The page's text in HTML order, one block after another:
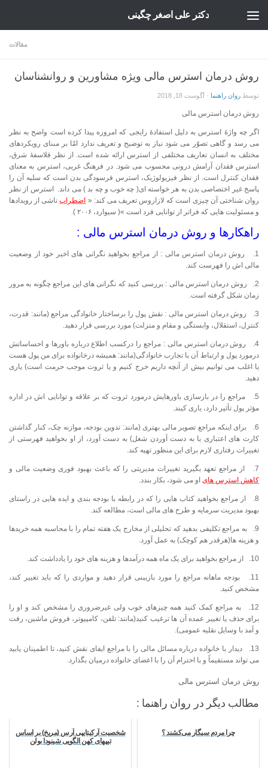
دکتر علی اصغر چگینی
مقالات
روش درمان استرس مالی ویژه مشاورین و روانشناسان
توسط روان راهنما · آگوست 18, 2018
روش درمان استرس مالی
اگر چه واژۀ استرس به دلیل استفادۀ رایجی که امروزه پیدا کرده است واضح به نظر
می رسد و گاهی تصوّر می شود نیاز به توضیح و تعریف ندارد امّا بر مبنای رویکردهای
مختلف به انسان تعاریف مختلفی از استرس ارائه شده است. از نظر فلاسفۀ شرق،
استرس فقدان آرامش درونی محسوب می شود. در فرهنگ غربی، استرس به معنای
فقدان کنترل است. از نظر فیزیولوژیک، استرس فرسودگی بدن است که سلیه آن را
پاسخ غیر اختصاصی بدن به هر خواسته ای( چه خوب و چه بد ) می داند. استرس از نظر
روان شناختی آن چیزی است که لازاروس تعریف می کند: « اضطرابناشی از رویدادها
و مسئولیت هایی که فراتر از توانایی فرد است »( سیوارد، ۲۰۰۶ ).
راهکارها و روش درمان استرس مالی :
1. روش درمان استرس مالی : از مراجع بخواهید نگرانی های اخیر خود از وضعیت
مالی اش را فهرست کند.
2. روش درمان استرس مالی : بررسی کنید که نگرانی های این مراجع چگونه به مرور
زمان شکل گرفته است.
3. روش درمان استرس مالی : نقش پول را برساختار خانوادگی مراجع (مانند: قدرت،
کنترل، استقلال، وابستگی و مقام و منزلت) مورد بررسی قرار دهید.
4. روش درمان استرس مالی : مراجع را درکسب اطلاع درباره باورها و احساساتش
درمورد پول و ارتباط آن با تجارب خانوادگی(مانند: همیشه درخانواده برای من پول هست
یا اغلب می توانیم بیش از آنچه داریم خرج کنیم و یا ثروت موجب حرمت است) یاری
دهید.
5. مراجع را در بازسازی باورهایش درمورد ثروت که بر علاقه و توانایی اش در اداره
مؤثر پول تأثیر دارد، یاری کیند.
6. برای اینکه مراجع تصویر مالی بهتری (مانند: تدوین بودجه، موازنه چک، کنار گذاشتن
کارت های اعتباری یا به دست آوردن شغل) به دست آورد، از او بخواهید فهرستی از
تغییرات رفتاری لازم برای این منظور تهیه کند.
7. از مراجع تعهد بگیرید تغییرات مدیریتی را که باعث بهبود فوری وضعیت مالی و
کاهش استرس های او می شود، بکار بندد.
8. از مراجع بخواهید کتاب هایی را که در رابطه با بودجه بندی و ایده هایی در راستای
بهبود مدیریت سرمایه و طرح های مالی است، مطالعه کند.
9. به مراجع تکلیفی بدهید که تحلیلی از مخارج یک هفته تمام را با محاسبه همه خریدها
و هزینه ها(هرقدر هم کوچک) به عمل آورد.
10. از مراجع بخواهید برای یک ماه همه درآمدها و هزینه های خود را یادداشت کند.
11. بودجه ماهانه مراجع را مورد بازبینی قرار دهید و مواردی را که باید تغییر کند،
مشخص کنید.
12. به مراجع کمک کنید همه چیزهای خوب ولی غیرضروری را مشخص کند و او را
برای حذف یا تغییر عمده آن ها ترغیب کنید(مانند: تلفن، کامپیوتر، فروش ماشین، رفت
و آمد با وسایل نقلیه عمومی).
13. دیدار با خانواده درباره مسائل مالی را با مراجع ایفای نقش کنید، تا اطمینان یابید
می تواند مستقیماً و با احترام آن را با اعضای خانواده درمیان بگذارد.
روش درمان استرس مالی
مطالب دیگر در روان راهنما :
ﭼﺮا ﻣﺮدم ﺳﯿﮕﺎر ﻣﻰﮐﺸﻨﺪ ؟
شخصیت آرکیتایپی آرس (مریخ) بر اساس
تیپهای کهن الگویی شینودا بولن